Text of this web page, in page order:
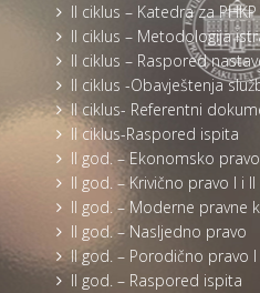
II ciklus – Katedra za PHKP
II ciklus – Metodologija
II ciklus – Raspored
II ciklus -Obavještenja
II ciklus- Referentni
II ciklus-Raspored ispita
II god. – Ekonomsko pravo
II god. – Krivično pravo I i II
II god. – Moderne pravne
II god. – Nasljedno pravo
II god. – Porodično pravo I
II god. – Raspored ispita